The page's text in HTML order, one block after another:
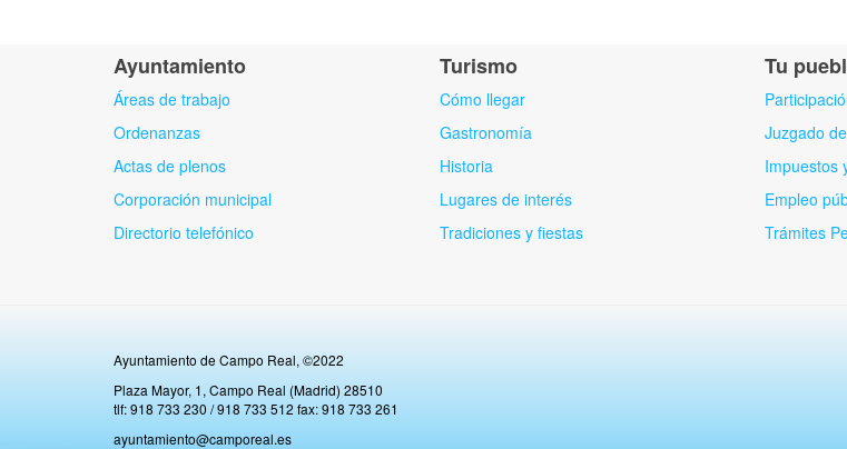
Ayuntamiento
Áreas de trabajo
Ordenanzas
Actas de plenos
Corporación municipal
Directorio telefónico
Turismo
Cómo llegar
Gastronomía
Historia
Lugares de interés
Tradiciones y fiestas
Tu
Juzgado
Impuestos
Empleo
Trámites
Ayuntamiento de Campo Real, ©2022
Plaza Mayor, 1, Campo Real (Madrid) 28510
tlf: 918 733 230 / 918 733 512 fax: 918 733 261
ayuntamiento@camporeal.es